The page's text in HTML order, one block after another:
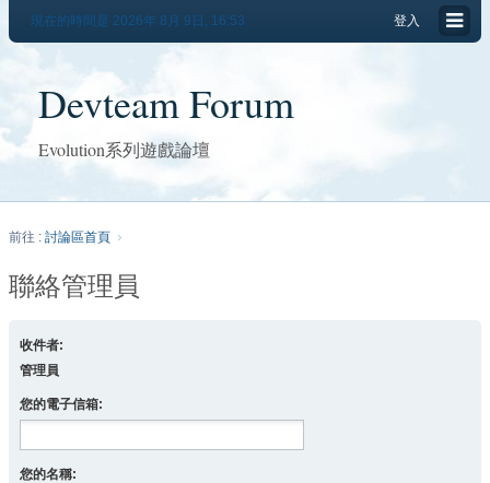
登入
現在的時間是 2026年 8月 9日, 16:53
Devteam Forum
Evolution系列遊戲論壇
前往 : 討論區首頁
聯絡管理員
收件者:
管理員
您的電子信箱:
您的名稱: